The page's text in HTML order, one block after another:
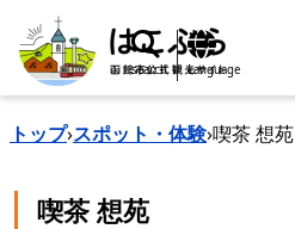
search Language
トップ›スポット・体験›喫茶 想苑
喫茶 想苑